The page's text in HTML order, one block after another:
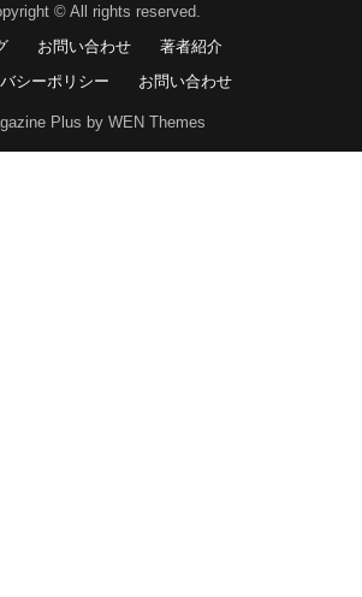
© All rights reserved.
お問い合わせ
著者紹介
シーポリシー
お問い合わせ
Plus by WEN Themes